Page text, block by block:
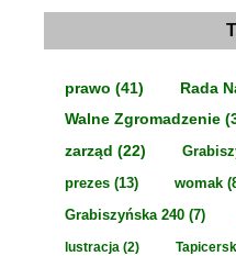
prawo (41) Rada
Walne Zgromadzenie
zarząd (22)
prezes (13) womak
Grabiszyńska 240 (7)
lustracja (2)